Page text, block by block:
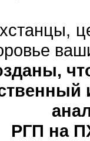
РГП на